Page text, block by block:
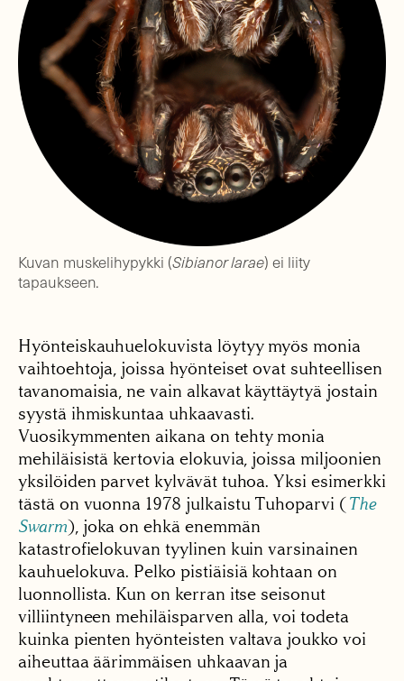
Kuvan muskelihypykki (Sibianor larae) ei liity
tapaukseen.
Hyönteiskauhuelokuvista löytyy myös monia
vaihtoehtoja, joissa hyönteiset ovat suhteellisen
tavanomaisia, ne vain alkavat käyttäytyä jostain
syystä ihmiskuntaa uhkaavasti.
Vuosikymmenten aikana on tehty monia
mehiläisistä kertovia elokuvia, joissa miljoonien
yksilöiden parvet kylvävät tuhoa. Yksi esimerkki
tästä on vuonna 1978 julkaistu Tuhoparvi (The
Swarm), joka on ehkä enemmän
katastrofielokuvan tyylinen kuin varsinainen
kauhuelokuva. Pelko pistiäisiä kohtaan on
luonnollista. Kun on kerran itse seisonut
villiintyneen mehiläisparven alla, voi todeta
kuinka pienten hyönteisten valtava joukko voi
aiheuttaa äärimmäisen uhkaavan ja